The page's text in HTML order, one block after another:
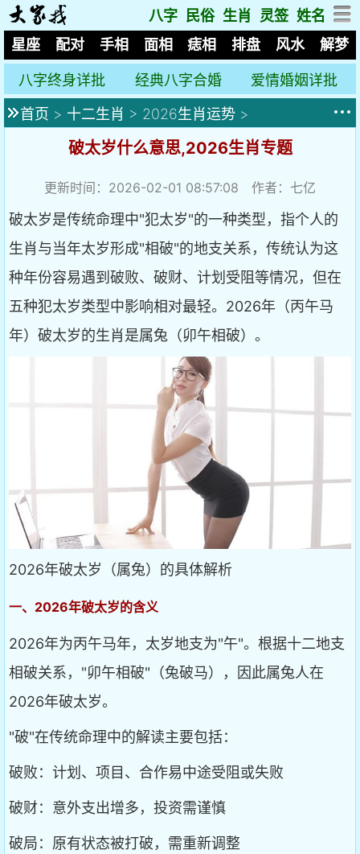
八字 民俗 生肖 灵签 姓名
星座
配对 手相 面相 痣相 排盘 风水 解梦
八字终身详批 经典八字合婚
爱情婚姻详批
首页 > 十二生肖 > 2026生肖运势 >
破太岁什么意思,2026生肖专题
更新时间：2026-02-01 08:57:08 作者：七亿
破太岁是传统命理中"犯太岁"的一种类型，指个人的
生肖与当年太岁形成"相破"的地支关系，传统认为这
种年份容易遇到破败、破财、计划受阻等情况，但在
五种犯太岁类型中影响相对最轻。2026年（丙午马
年）破太岁的生肖是属兔（卯午相破）。
2026年破太岁（属兔）的具体解析
一、2026年破太岁的含义
2026年为丙午马年，太岁地支为"午"。根据十二地支
相破关系，"卯午相破"（兔破马），因此属兔人在
2026年破太岁。
"破"在传统命理中的解读主要包括：
破败：计划、项目、合作易中途受阻或失败
破财：意外支出增多，投资需谨慎
破局：原有状态被打破，需重新调整